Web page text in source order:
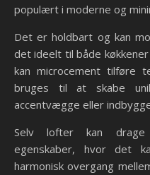
populært i moderne og
Det er holdbart og kan
det ideelt til både
kan microcement tilføre
bruges til at skabe
accentvægge eller
Selv lofter kan drage
egenskaber, hvor det
harmonisk overgang